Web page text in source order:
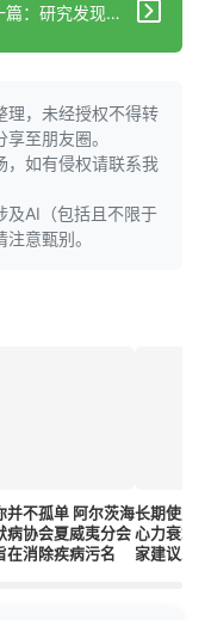
下一篇：研究发现褪黑素补充剂或与潜在致命心脏效应相关
理，未经授权不得转
至朋友圈。
，如有侵权请联系我
及AI（包括且不限于
意甄别。
并不孤单 阿尔茨海
病协会夏威夷分会
在消除疾病污名
长期使用
心力衰竭
家建议立